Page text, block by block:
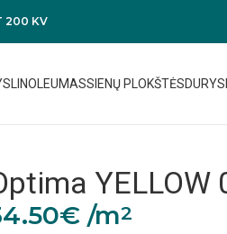
200 KV
LINOLEUMASSIENŲ PLOKŠTĖSDURYS
YELLOW
€ /m2